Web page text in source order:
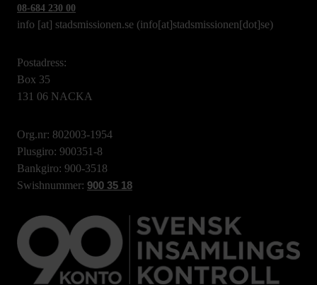
08-684 230 00
info [at] stadsmissionen.se (info[at]stadsmissionen[dot]se)
Postadress:
Box 35
131 06 NACKA
Org.nr: 802003-1954
Plusgiro: 900351-8
Bankgiro: 900-3518
Swishnummer: 900 35 18